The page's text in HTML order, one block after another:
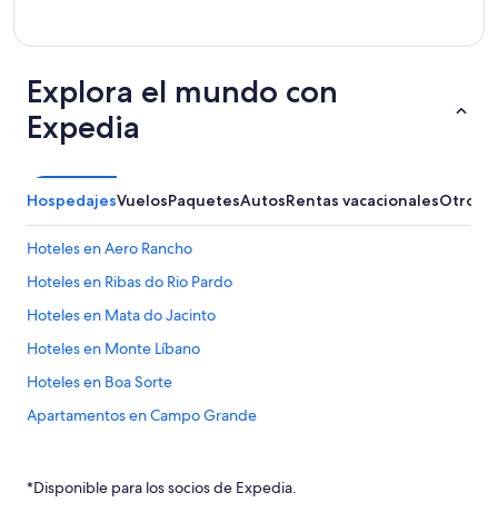
Explora el mundo con
Expedia
HospedajesVuelosPaquetesAutosRentas vacacionalesOtros
Hoteles en Aero Rancho
Hoteles en Ribas do Rio Pardo
Hoteles en Mata do Jacinto
Hoteles en Monte Líbano
Hoteles en Boa Sorte
Apartamentos en Campo Grande
Hoteles con spa en Campo Grande
*Disponible para los socios de Expedia.